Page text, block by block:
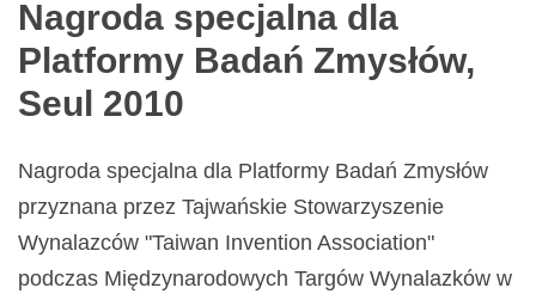
Nagroda specjalna dla
Platformy Badań Zmysłów,
Seul 2010
Nagroda specjalna dla Platformy Badań Zmysłów
przyznana przez Tajwańskie Stowarzyszenie
Wynalazców "Taiwan Invention Association"
podczas Międzynarodowych Targów Wynalazków w